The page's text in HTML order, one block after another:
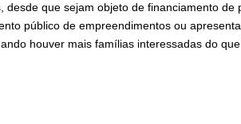
que sejam objeto de financiamento de
público de empreendimentos ou
houver mais famílias interessadas do